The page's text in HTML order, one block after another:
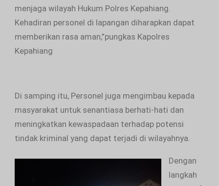
menjaga wilayah Hukum Polres Kepahiang.
Kehadiran personel di lapangan diharapkan dapat
memberikan rasa aman,”pungkas Kapolres
Kepahiang
Di samping itu, Personel juga mengimbau kepada
masyarakat untuk senantiasa berhati-hati dan
meningkatkan kewaspadaan terhadap potensi
tindak kriminal yang dapat terjadi di wilayahnya.
Dengan
langkah